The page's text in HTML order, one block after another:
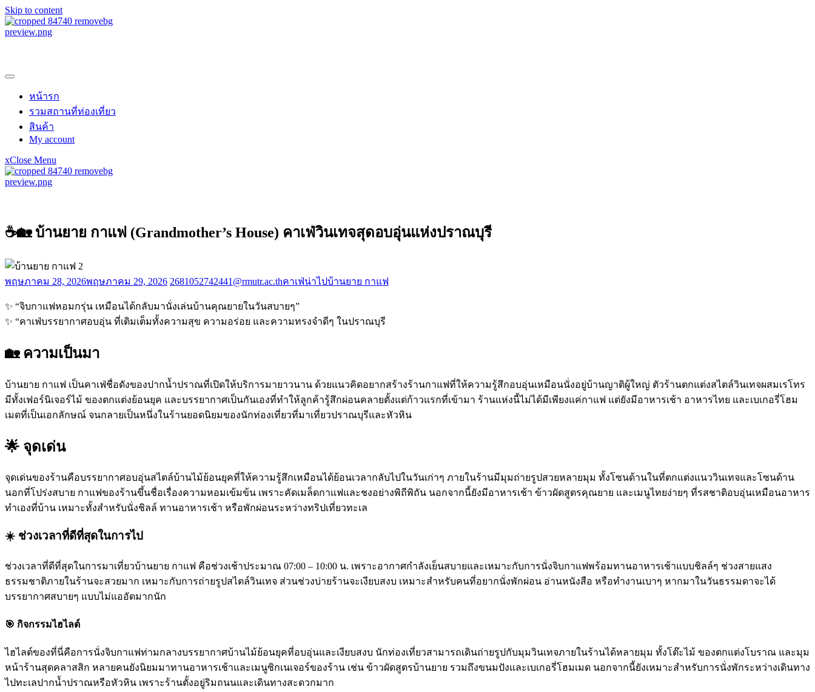
Skip to content
หน้ารก
รวมสถานที่ท่องเที่ยว
สินค้า
My account
xClose Menu
☕🏡 บ้านยาย กาแฟ (Grandmother’s House) คาเฟ่วินเทจสุดอบอุ่นแห่งปราณบุรี
พฤษภาคม 28, 2026พฤษภาคม 29, 2026 2681052742441@rmutr.ac.thคาเฟ่น่าไปบ้านยาย กาแฟ
✨ “จิบกาแฟหอมกรุ่น เหมือนได้กลับมานั่งเล่นบ้านคุณยายในวันสบายๆ”
✨ “คาเฟ่บรรยากาศอบอุ่น ที่เติมเต็มทั้งความสุข ความอร่อย และความทรงจำดีๆ ในปราณบุรี
🏡 ความเป็นมา
บ้านยาย กาแฟ เป็นคาเฟ่ชื่อดังของปากน้ำปราณที่เปิดให้บริการมายาวนาน ด้วยแนวคิดอยากสร้างร้านกาแฟที่ให้ความรู้สึกอบอุ่นเหมือนนั่งอยู่บ้านญาติผู้ใหญ่ ตัวร้านตกแต่งสไตล์วินเทจผสมเรโทร
มีทั้งเฟอร์นิเจอร์ไม้ ของตกแต่งย้อนยุค และบรรยากาศเป็นกันเองที่ทำให้ลูกค้ารู้สึกผ่อนคลายตั้งแต่ก้าวแรกที่เข้ามา ร้านแห่งนี้ไม่ได้มีเพียงแค่กาแฟ แต่ยังมีอาหารเช้า อาหารไทย และเบเกอรี่โฮม
เมดที่เป็นเอกลักษณ์ จนกลายเป็นหนึ่งในร้านยอดนิยมของนักท่องเที่ยวที่มาเที่ยวปราณบุรีและหัวหิน
🌟 จุดเด่น
จุดเด่นของร้านคือบรรยากาศอบอุ่นสไตล์บ้านไม้ย้อนยุคที่ให้ความรู้สึกเหมือนได้ย้อนเวลากลับไปในวันเก่าๆ ภายในร้านมีมุมถ่ายรูปสวยหลายมุม ทั้งโซนด้านในที่ตกแต่งแนววินเทจและโซนด้าน
นอกที่โปร่งสบาย กาแฟของร้านขึ้นชื่อเรื่องความหอมเข้มข้น เพราะคัดเมล็ดกาแฟและชงอย่างพิถีพิถัน นอกจากนี้ยังมีอาหารเช้า ข้าวผัดสูตรคุณยาย และเมนูไทยง่ายๆ ที่รสชาติอบอุ่นเหมือนอาหาร
ทำเองที่บ้าน เหมาะทั้งสำหรับนั่งชิลล์ ทานอาหารเช้า หรือพักผ่อนระหว่างทริปเที่ยวทะเล
☀️ ช่วงเวลาที่ดีที่สุดในการไป
ช่วงเวลาที่ดีที่สุดในการมาเที่ยวบ้านยาย กาแฟ คือช่วงเช้าประมาณ 07:00 – 10:00 น. เพราะอากาศกำลังเย็นสบายและเหมาะกับการนั่งจิบกาแฟพร้อมทานอาหารเช้าแบบชิลล์ๆ ช่วงสายแสง
ธรรมชาติภายในร้านจะสวยมาก เหมาะกับการถ่ายรูปสไตล์วินเทจ ส่วนช่วงบ่ายร้านจะเงียบสงบ เหมาะสำหรับคนที่อยากนั่งพักผ่อน อ่านหนังสือ หรือทำงานเบาๆ หากมาในวันธรรมดาจะได้
บรรยากาศสบายๆ แบบไม่แออัดมากนัก
🎯 กิจกรรมไฮไลต์
ไฮไลต์ของที่นี่คือการนั่งจิบกาแฟท่ามกลางบรรยากาศบ้านไม้ย้อนยุคที่อบอุ่นและเงียบสงบ นักท่องเที่ยวสามารถเดินถ่ายรูปกับมุมวินเทจภายในร้านได้หลายมุม ทั้งโต๊ะไม้ ของตกแต่งโบราณ และมุม
หน้าร้านสุดคลาสสิก หลายคนยังนิยมมาทานอาหารเช้าและเมนูซิกเนเจอร์ของร้าน เช่น ข้าวผัดสูตรบ้านยาย รวมถึงขนมปังและเบเกอรี่โฮมเมด นอกจากนี้ยังเหมาะสำหรับการนั่งพักระหว่างเดินทาง
ไปทะเลปากน้ำปราณหรือหัวหิน เพราะร้านตั้งอยู่ริมถนนและเดินทางสะดวกมาก